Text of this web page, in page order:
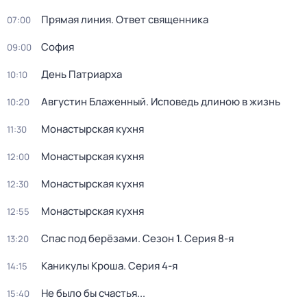
07:00 Прямая линия. Ответ священника
09:00 София
10:10 День Патриарха
10:20 Августин Блаженный. Исповедь длиною в жизнь
11:30 Монастырская кухня
12:00 Монастырская кухня
12:30 Монастырская кухня
12:55 Монастырская кухня
13:20 Спас под берёзами. Сезон 1. Серия 8-я
14:15 Каникулы Кроша. Серия 4-я
15:40 Не было бы счастья...